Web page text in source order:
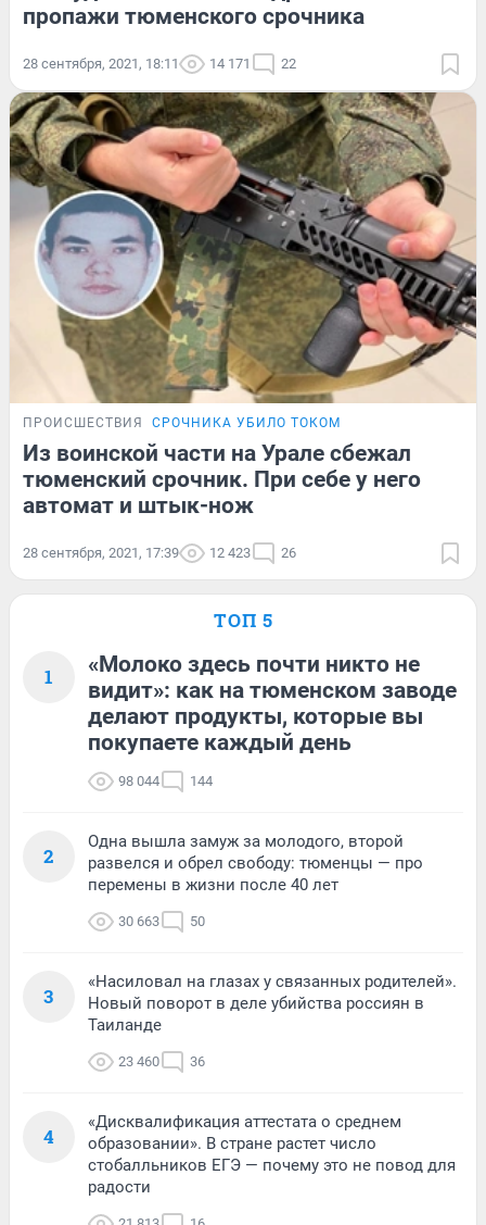
пропажи тюменского срочника
28 сентября, 2021, 18:11 14 171 22
ПРОИСШЕСТВИЯ СРОЧНИКА УБИЛО ТОКОМ
Из воинской части на Урале сбежал
тюменский срочник. При себе у него
автомат и штык-нож
28 сентября, 2021, 17:39 12 423 26
ТОП 5
1
«Молоко здесь почти никто не
видит»: как на тюменском заводе
делают продукты, которые вы
покупаете каждый день
98 044 144
2
Одна вышла замуж за молодого, второй
развелся и обрел свободу: тюменцы — про
перемены в жизни после 40 лет
30 663 50
3
«Насиловал на глазах у связанных родителей».
Новый поворот в деле убийства россиян в
Таиланде
23 460 36
4
«Дисквалификация аттестата о среднем
образовании». В стране растет число
стобалльников ЕГЭ — почему это не повод для
радости